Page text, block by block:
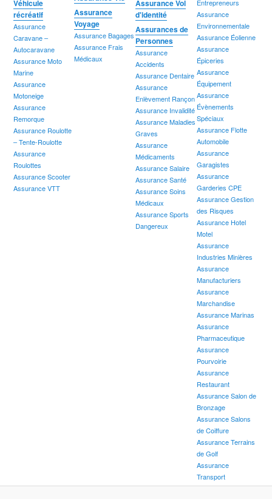
Entrepreneurs
Assurance
Environnementale
Assurance Éolienne
Assurance
Épiceries
Assurance
Équipement
Assurance
Évènements
Spéciaux
Assurance Flotte
Automobile
Assurance
Garagistes
Assurance
Garderies CPE
Assurance Gestion
des Risques
Assurance Hotel
Motel
Assurance
Industries Minières
Assurance
Manufacturiers
Assurance
Marchandise
Assurance Marinas
Assurance
Pharmaceutique
Assurance
Pourvoirie
Assurance
Restaurant
Assurance Salon de
Bronzage
Assurance Salons
de Coiffure
Assurance Terrains
de Golf
Assurance
Transport
Véhicule
récréatif
Assurance
Caravane –
Autocaravane
Assurance Moto
Marine
Assurance
Motoneige
Assurance
Remorque
Assurance Roulotte
– Tente-Roulotte
Assurance
Roulottes
Assurance Scooter
Assurance VTT
Assurance Vol
d'identité
Assurance
Voyage
Assurance Bagages
Assurance Frais
Médicaux
Assurances de
Personnes
Assurance
Accidents
Assurance Dentaire
Assurance
Enlèvement Rançon
Assurance Invalidité
Assurance Maladies
Graves
Assurance
Médicaments
Assurance Salaire
Assurance Santé
Assurance Soins
Médicaux
Assurance Sports
Dangereux